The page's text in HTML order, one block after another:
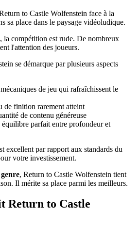
to Castle Wolfenstein face à la
sa place dans le paysage vidéoludique.
, la compétition est rude. De nombreux
l'attention des joueurs.
se démarque par plusieurs aspects
de jeu qui rafraîchissent le
de finition rarement atteint
de contenu généreuse
équilibre parfait entre profondeur et
excellent par rapport aux standards du
votre investissement.
, Return to Castle Wolfenstein tient
Il mérite sa place parmi les meilleurs.
Return to Castle